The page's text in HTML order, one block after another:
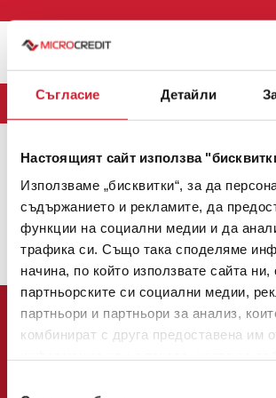
Съгласие Детайли
Настоящият сайт използва
Използваме „бисквитки“, за да
съдържанието и рекламите, да
функции на социални медии и да
трафика си. Също така споделяме
начина, по който използвате сайта ни,
партньорските си социални медии,
партньори и партньори за анализ,
комбинират с друга предоставена им
БЛОГ
CREDIHOME(3) CREDITRADE(2)
Няма налични теми.
1 2 3 4 5 6 7 8 9 10 11 12 13
Централен офис: